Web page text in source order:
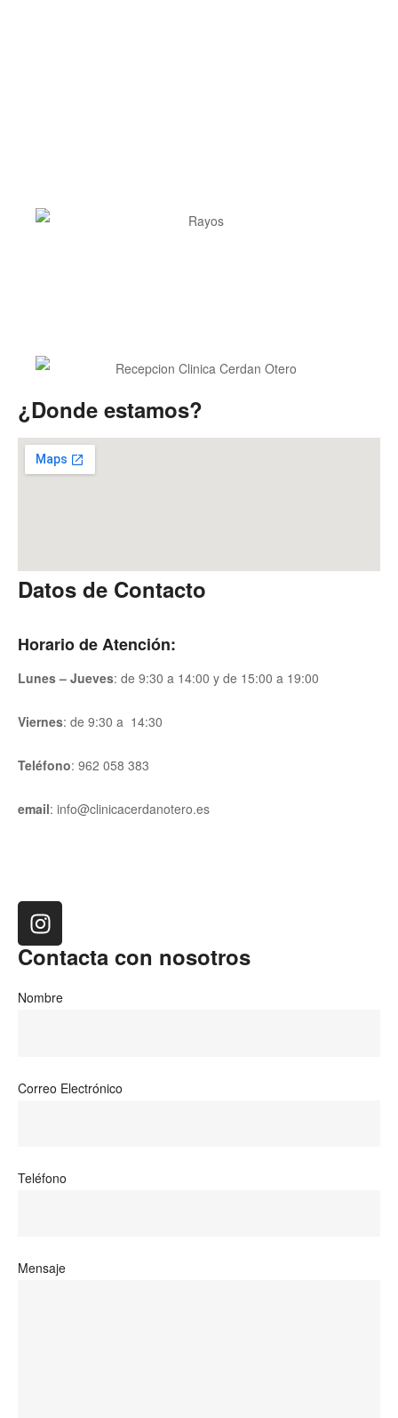
¿Donde estamos?
Datos de Contacto
Horario de Atención:
Lunes – Jueves: de 9:30 a 14:00 y de 15:00 a 19:00
Viernes: de 9:30 a 14:30
Teléfono: 962 058 383
email: info@clinicacerdanotero.es
Contacta con nosotros
Nombre
Correo Electrónico
Teléfono
Mensaje